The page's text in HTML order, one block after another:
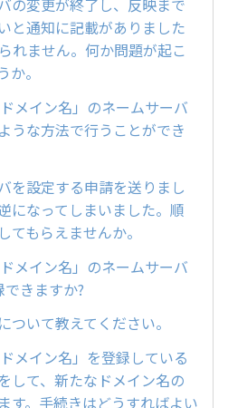
の変更が終了し、反映まで
と通知に記載がありました
れません。何か問題が起こ
。
メイン名」のネームサーバ
うな方法で行うことができ
を設定する申請を送りまし
になってしまいました。順
てもらえませんか。
メイン名」のネームサーバ
きますか?
ついて教えてください。
メイン名」を登録している
して、新たなドメイン名の
す。手続きはどうすればよい